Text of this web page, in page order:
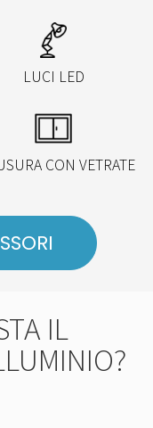
LUCI LED
CON VETRATE
IL